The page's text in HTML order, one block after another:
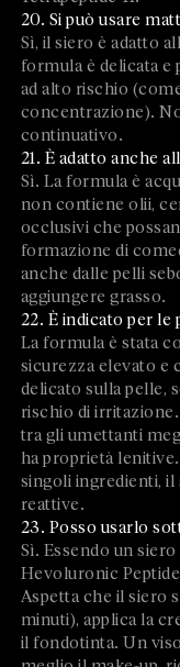
20. Si può usare
Sì, il siero è adatto
formula è delicata
ad alto rischio
concentrazione).
continuativo.
21. È adatto anche
Sì. La formula è
non contiene olii,
occlusivi che
formazione di
anche dalle pelli
aggiungere grasso.
22. È indicato per le
La formula è stata
sicurezza elevato e
delicato sulla pelle,
rischio di
tra gli umettanti
ha proprietà
singoli ingredienti, il
reattive.
23. Posso usarlo
Sì. Essendo un
Hevoluronic
Aspetta che il siero
minuti), applica la
il fondotinta. Un